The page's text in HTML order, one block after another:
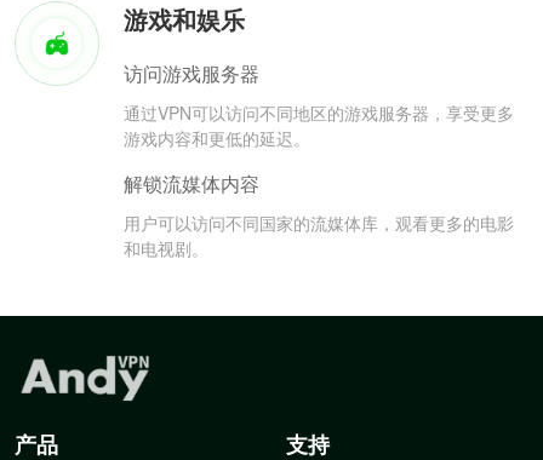
游戏和娱乐
访问游戏服务器
通过VPN可以访问不同地区的游戏服务器，享受更多
游戏内容和更低的延迟。
解锁流媒体内容
用户可以访问不同国家的流媒体库，观看更多的电影
和电视剧。
产品 支持